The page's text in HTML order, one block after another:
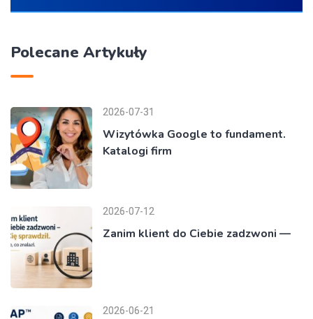
Polecane Artykuły
2026-07-31
Wizytówka Google to fundament.
Katalogi firm
2026-07-12
Zanim klient do Ciebie zadzwoni —
2026-06-21